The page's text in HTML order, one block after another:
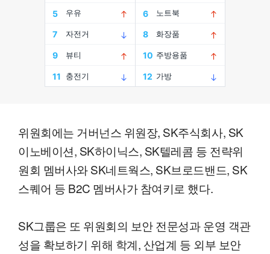
위원회에는 거버넌스 위원장, SK주식회사, SK
이노베이션, SK하이닉스, SK텔레콤 등 전략위
원회 멤버사와 SK네트웍스, SK브로드밴드, SK
스퀘어 등 B2C 멤버사가 참여키로 했다.
SK그룹은 또 위원회의 보안 전문성과 운영 객관
성을 확보하기 위해 학계, 산업계 등 외부 보안